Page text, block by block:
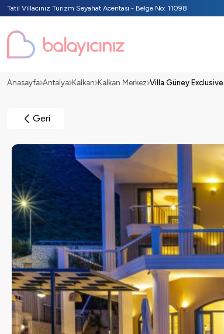
Tatil Villacınız Turizm Seyahat Acentası - Belge No: 11098
Anasayfa Antalya Kalkan Kalkan Merkez Villa Güney Exclusive
Geri